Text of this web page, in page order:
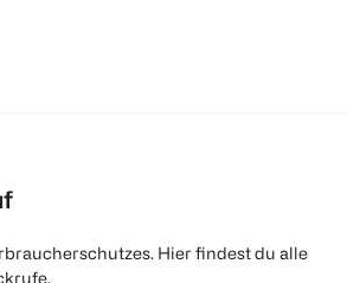
Hier findest du alle